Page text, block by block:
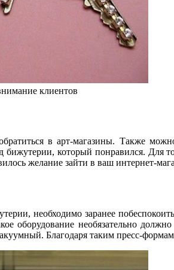
клиентов
в арт-магазины. Также
бижутерии, который понравился.
желание зайти в ваш интернет-
необходимо заранее
оборудование необязательно
Благодаря таким пресс-